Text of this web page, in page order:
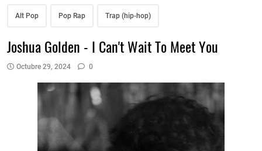
Alt Pop Pop Rap Trap (hip-hop)
Joshua Golden - I Can't Wait To Meet You
Octubre 29, 2024 0